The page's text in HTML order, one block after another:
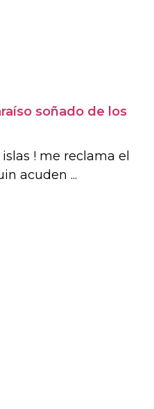
soñado de los
! me reclama el
acuden ...